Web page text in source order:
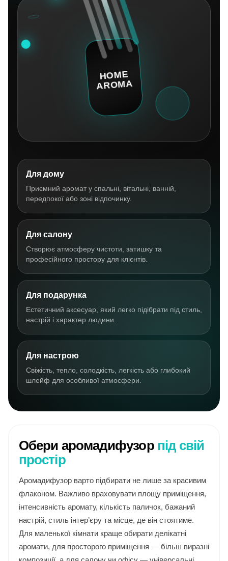
Для дому
Приємний аромат у спальні, вітальні, ванній,
передпокої або зоні відпочинку.
Для салону
Створює атмосферу чистоти, затишку та
професійного простору для клієнтів.
Для подарунка
Естетичний аксесуар, який легко підібрати під стиль,
настрій і характер людини.
Для настрою
Свіжість, тепло, солодкість, легкість або глибокий
шлейф для особливої атмосфери.
Обери аромадифузор під свій
простір
Аромадифузор варто підбирати не лише за красивим
флаконом. Важливо враховувати площу приміщення,
інтенсивність аромату, кількість паличок, бажаний
настрій, стиль інтер’єру та місце, де він стоятиме.
Для маленької кімнати краще обирати делікатні
аромати, для просторого приміщення — більш виразні